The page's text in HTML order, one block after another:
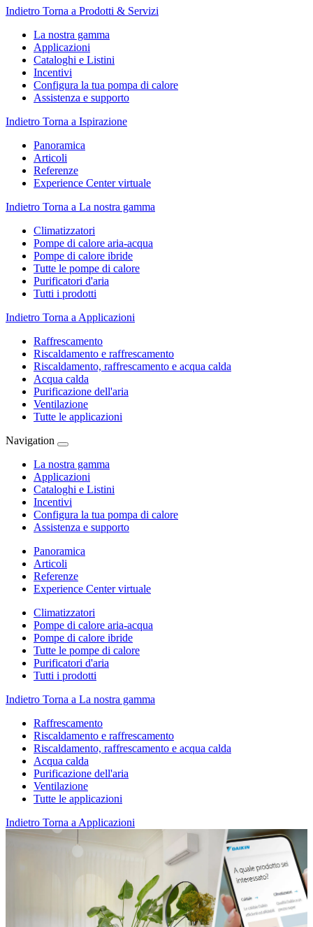
Indietro Torna a Prodotti & Servizi
La nostra gamma
Applicazioni
Cataloghi e Listini
Incentivi
Configura la tua pompa di calore
Assistenza e supporto
Indietro Torna a Ispirazione
Panoramica
Articoli
Referenze
Experience Center virtuale
Indietro Torna a La nostra gamma
Climatizzatori
Pompe di calore aria-acqua
Pompe di calore ibride
Tutte le pompe di calore
Purificatori d'aria
Tutti i prodotti
Indietro Torna a Applicazioni
Raffrescamento
Riscaldamento e raffrescamento
Riscaldamento, raffrescamento e acqua calda
Acqua calda
Purificazione dell'aria
Ventilazione
Tutte le applicazioni
Navigation
La nostra gamma
Applicazioni
Cataloghi e Listini
Incentivi
Configura la tua pompa di calore
Assistenza e supporto
Panoramica
Articoli
Referenze
Experience Center virtuale
Climatizzatori
Pompe di calore aria-acqua
Pompe di calore ibride
Tutte le pompe di calore
Purificatori d'aria
Tutti i prodotti
Indietro Torna a La nostra gamma
Raffrescamento
Riscaldamento e raffrescamento
Riscaldamento, raffrescamento e acqua calda
Acqua calda
Purificazione dell'aria
Ventilazione
Tutte le applicazioni
Indietro Torna a Applicazioni